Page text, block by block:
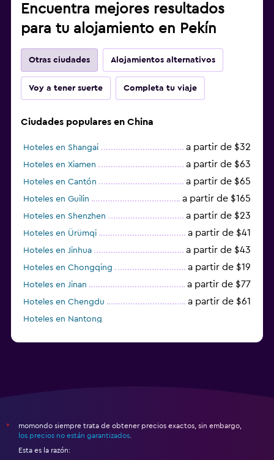
Encuentra mejores resultados
para tu alojamiento en Pekín
Otras ciudades Alojamientos alternativos
Voy a tener suerte Completa tu viaje
Ciudades populares en China
Hoteles en Shangai a partir de $32
Hoteles en Xiamen a partir de $63
Hoteles en Cantón a partir de $65
Hoteles en Guilin a partir de $165
Hoteles en Shenzhen a partir de $23
Hoteles en Ürümqi a partir de $41
Hoteles en Jinhua a partir de $43
Hoteles en Chongqing a partir de $19
Hoteles en Jinan a partir de $77
Hoteles en Chengdu a partir de $61
Hoteles en Nantong
*
momondo siempre trata de obtener precios exactos, sin embargo,
los precios no están garantizados
Esta es la razón: